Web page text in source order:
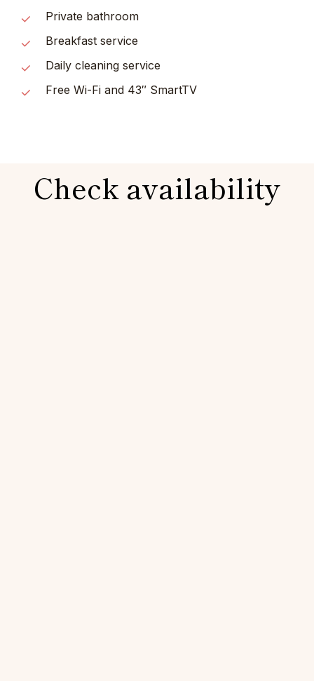
Private bathroom
Breakfast service
Daily cleaning service
Free Wi-Fi and 43″ SmartTV
Check availability